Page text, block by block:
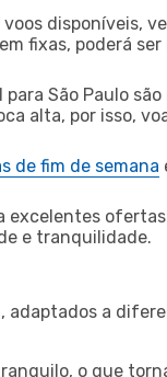
disponíveis,
fixas, poderá
para São Paulo
alta, por isso,
de fim de semana
excelentes
e tranquilidade.
adaptados a
o que